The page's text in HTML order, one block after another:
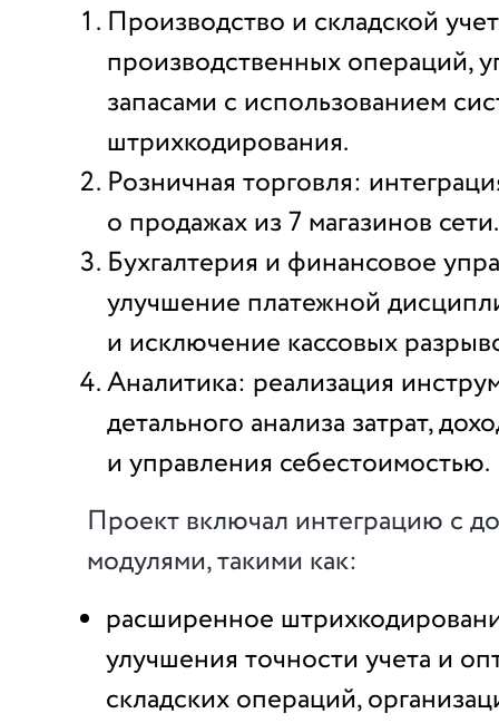
Производство и складской
производственных операций,
запасами с использованием
штрихкодирования.
Розничная торговля:
о продажах из 7 магазинов сети.
Бухгалтерия и финансовое
улучшение платежной
и исключение кассовых
Аналитика: реализация
детального анализа затрат,
и управления себестоимостью.
Проект включал интеграцию с
модулями, такими как:
расширенное
улучшения точности учета и
складских операций,